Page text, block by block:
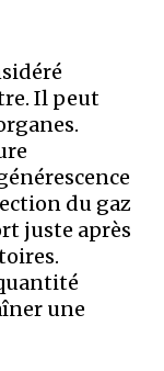
Il peut
du gaz
juste après
une